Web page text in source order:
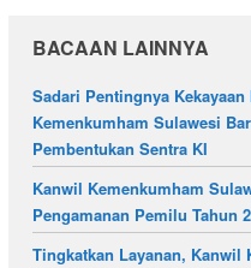
BACAAN LAINNYA
Sadari Pentingnya
Kemenkumham Sulawesi
Pembentukan Sentra KI
Kanwil Kemenkumham
Pengamanan Pemilu Tahun
Tingkatkan Layanan, Kanwil